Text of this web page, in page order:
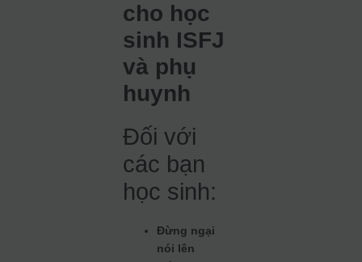
cho học
sinh ISFJ
và phụ
huynh
Đối với
các bạn
học sinh:
Đừng ngại
nói lên